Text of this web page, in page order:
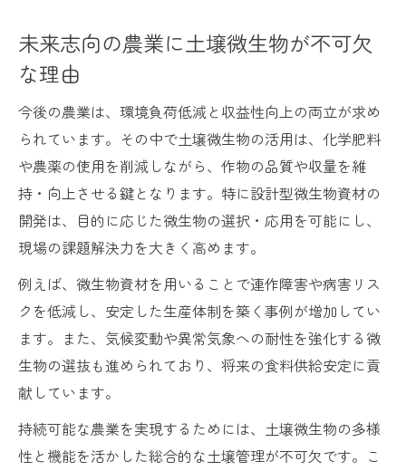
未来志向の農業に土壌微生物が不可欠
な理由
今後の農業は、環境負荷低減と収益性向上の両立が求め
られています。その中で土壌微生物の活用は、化学肥料
や農薬の使用を削減しながら、作物の品質や収量を維
持・向上させる鍵となります。特に設計型微生物資材の
開発は、目的に応じた微生物の選択・応用を可能にし、
現場の課題解決力を大きく高めます。
例えば、微生物資材を用いることで連作障害や病害リス
クを低減し、安定した生産体制を築く事例が増加してい
ます。また、気候変動や異常気象への耐性を強化する微
生物の選抜も進められており、将来の食料供給安定に貢
献しています。
持続可能な農業を実現するためには、土壌微生物の多様
性と機能を活かした総合的な土壌管理が不可欠です。こ